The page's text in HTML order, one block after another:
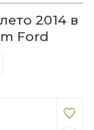
2014 в
Ford